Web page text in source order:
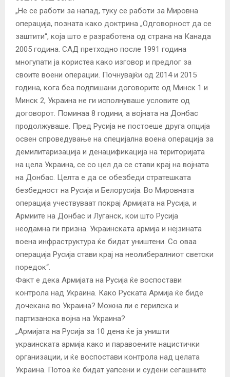
„Не се работи за напад, туку се работи за Мировна
операција, позната како доктрина „Одговорност да се
заштити“, која што е разработена од страна на Канада
2005 година. САД претходно после 1991 година
многупати ја користеа како изговор и предлог за
своите воени операции. Почнувајќи од 2014 и 2015
година, кога беа подпишани договорите од Минск 1 и
Минск 2, Украина не ги исполнуваше условите од
договорот. Поминаа 8 години, а војната на Донбас
продолжуваше. Пред Русија не постоеше друга опција
освен спроведување на специјална воена операција за
демилитаризација и денацификација на територијата
на цела Украина, се со цел да се стави крај на војната
на Донбас. Целта е да се обезбеди стратешката
безбедност на Русија и Белорусија. Во Мировната
операција учествуваат покрај Армијата на Русија, и
Армиите на Донбас и Луганск, кои што Русија
неодамна ги призна. Украинската армија и нејзината
воена инфраструктура ќе бидат уништени. Со оваа
операција Русија стави крај на неолибералниот светски
поредок“.
Факт е дека Армијата на Русија ќе воспостави
контрола над Украина. Како Руската Армија ќе биде
дочекана во Украина? Можна ли е герилска и
партизанска војна на Украина?
„Армијата на Русија за 10 дена ќе ја уништи
украинската армија како и паравоените нацистички
организации, и ќе воспостави контрола над целата
Украина. Потоа ќе бидат уапсени и судени сегашните